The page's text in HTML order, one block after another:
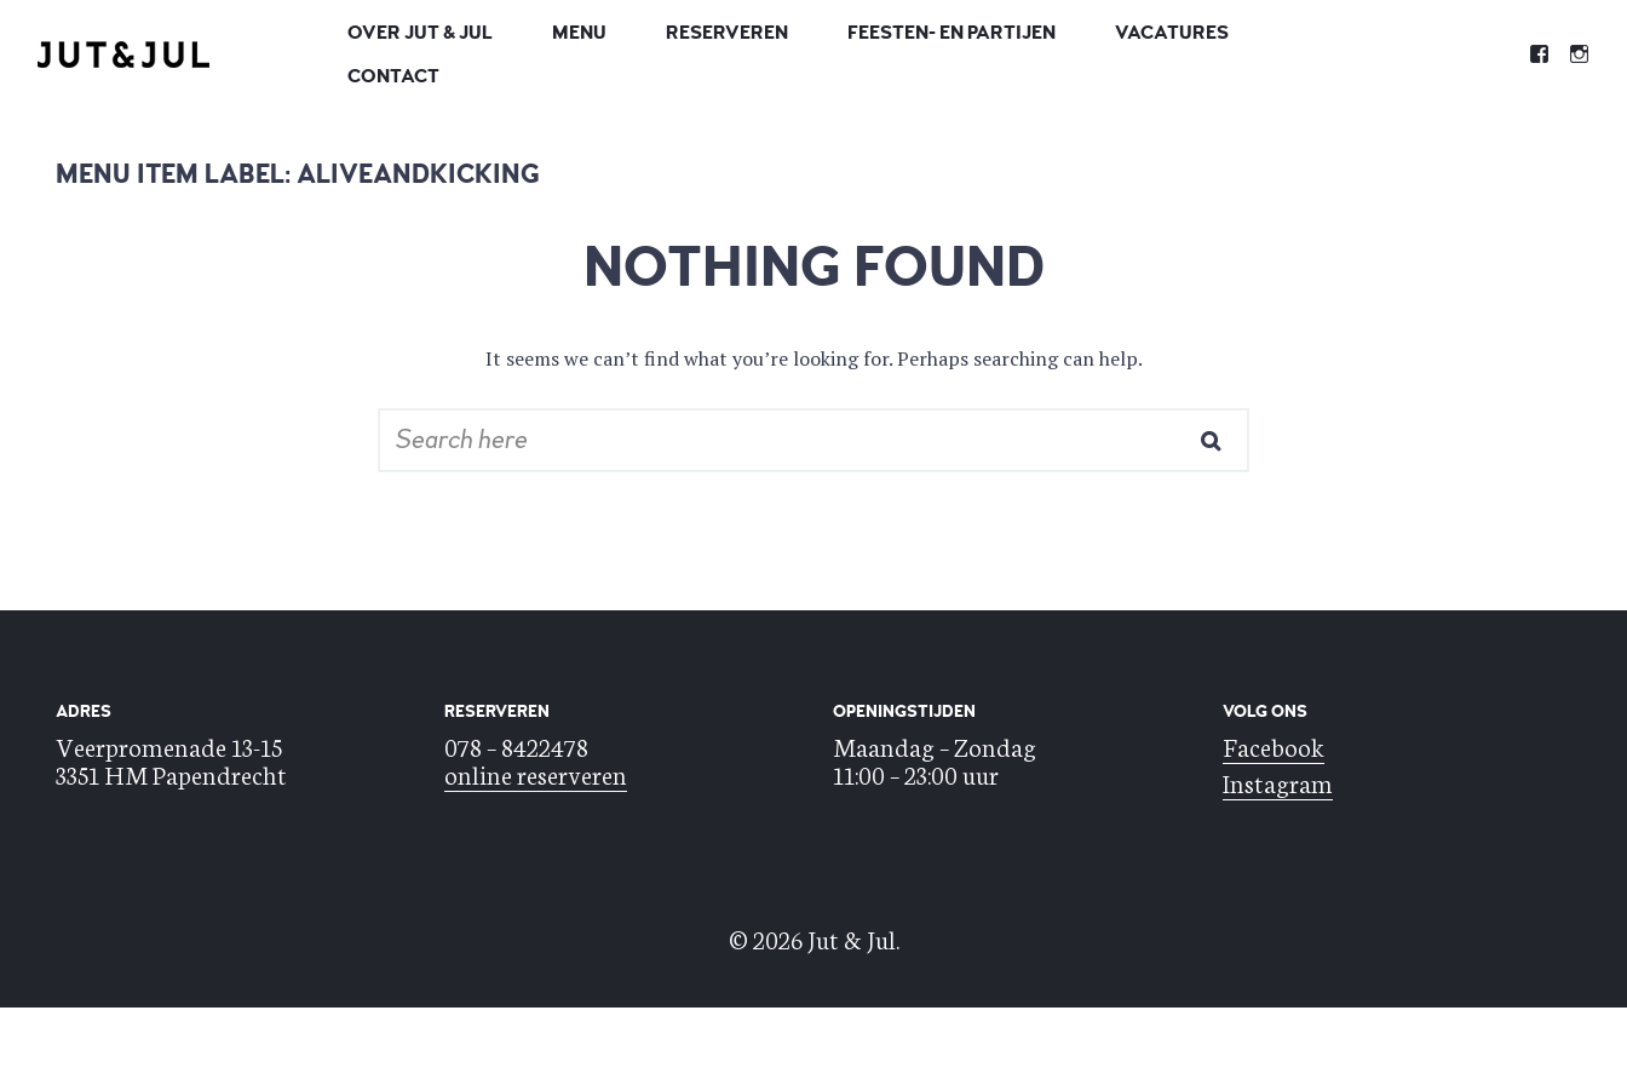
RESTAURANT & CATERING
OVER JUT & JUL MENU RESERVEREN FEESTEN- EN PARTIJEN
VACATURES
CONTACT
MENU ITEM LABEL: ALIVEANDKICKING
NOTHING FOUND
It seems we can’t find what you’re looking for. Perhaps searching can help.
ADRES
Veerpromenade 13-15
3351 HM Papendrecht
RESERVEREN
078 – 8422478
online reserveren
OPENINGSTIJDEN
Maandag – Zondag
11:00 – 23:00 uur
VOLG ONS
Facebook
Instagram
© 2026 Jut & Jul.